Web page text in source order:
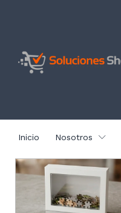
Inicio Nosotros